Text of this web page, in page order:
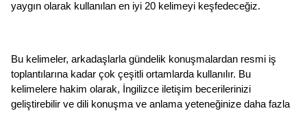
yaygın olarak kullanılan en iyi 20 kelimeyi keşfedeceğiz.
Bu kelimeler, arkadaşlarla gündelik konuşmalardan resmi iş
toplantılarına kadar çok çeşitli ortamlarda kullanılır. Bu
kelimelere hakim olarak, İngilizce iletişim becerilerinizi
geliştirebilir ve dili konuşma ve anlama yeteneğinize daha fazla